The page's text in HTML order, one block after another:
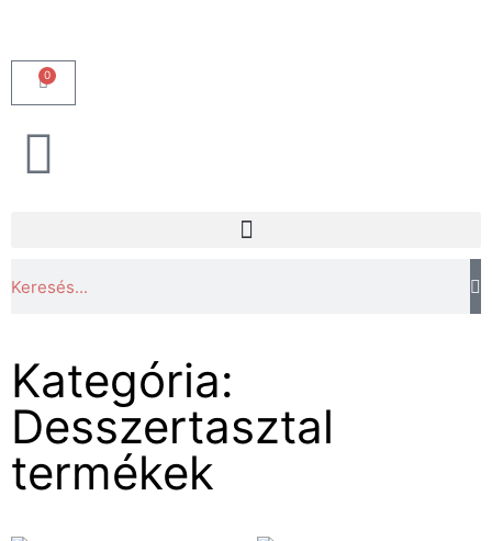
0
Kategória:
Desszertasztal
termékek